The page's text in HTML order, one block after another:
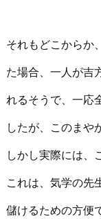
それもどこからか
た場合、一人が吉
れるそうで、一応
したが、このまや
しかし実際には、
これは、気学の先
儲けるための方便